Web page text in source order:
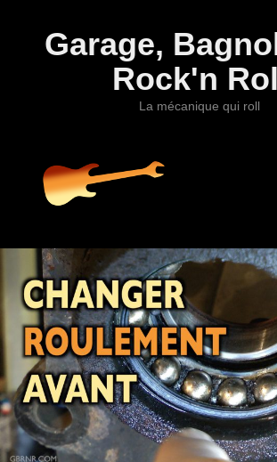
Garage,
Rock'n
La mécanique qui roll